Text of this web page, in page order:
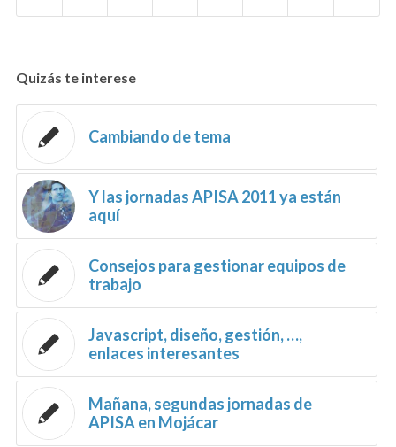
Quizás te interese
Cambiando de tema
Y las jornadas APISA 2011 ya están
aquí
Consejos para gestionar equipos de
trabajo
Javascript, diseño, gestión, …,
enlaces interesantes
Mañana, segundas jornadas de
APISA en Mojácar